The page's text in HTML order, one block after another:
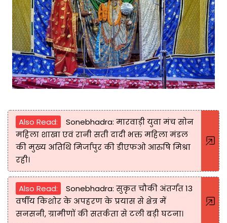
Also Read:
Sonebhadra: मारवाड़ी युवा मंच सोन
महिला शाखा एवं रानी सती दादी भक्त महिला मंडल
की मुख्य अतिथि मिर्जापुर की डीएफओ आरुषि मिश्रा
रही।
Also Read:
Sonebhadra: सुकृत चौकी अंतर्गत 13
वर्षीय किशोर के अपहरण के प्रयास से क्षेत्र में
सनसनी, ग्रामीणों की सतर्कता से टली बड़ी घटना।